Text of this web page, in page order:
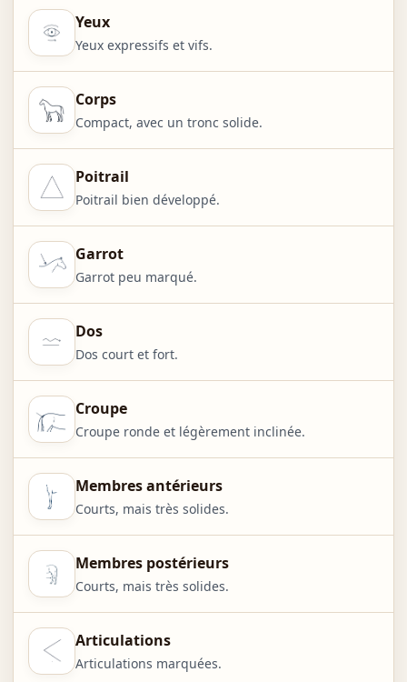
Yeux
Yeux expressifs et vifs.
Corps
Compact, avec un tronc solide.
Poitrail
Poitrail bien développé.
Garrot
Garrot peu marqué.
Dos
Dos court et fort.
Croupe
Croupe ronde et légèrement inclinée.
Membres antérieurs
Courts, mais très solides.
Membres postérieurs
Courts, mais très solides.
Articulations
Articulations marquées.